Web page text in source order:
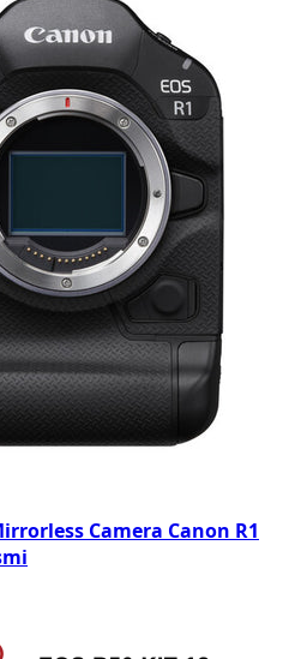
Camera Canon R1